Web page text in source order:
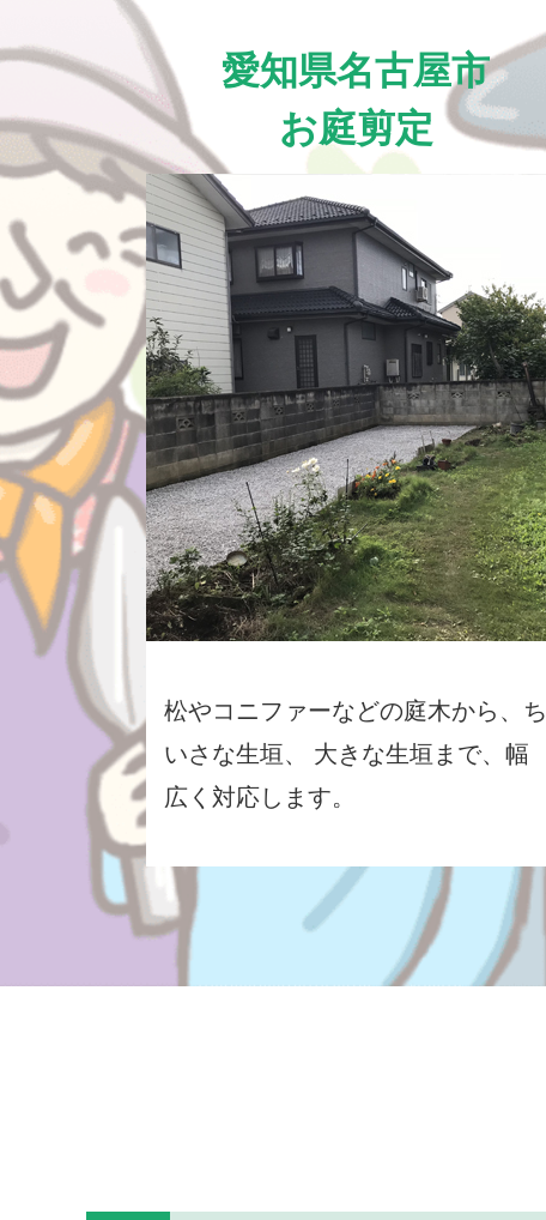
愛知県名古屋市
お庭剪定
松やコニファーなどの庭木から、ち
いさな生垣、 大きな生垣まで、幅
広く対応します。